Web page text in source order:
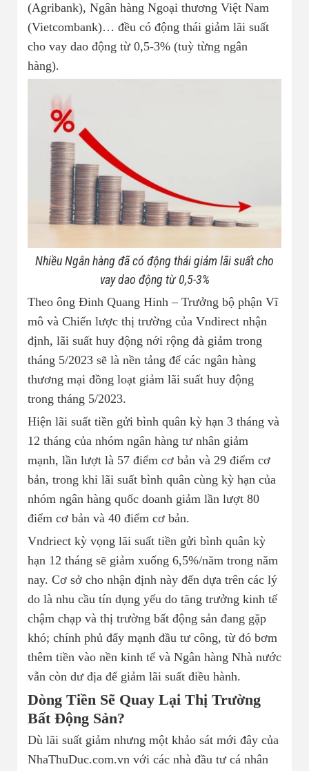
(Agribank), Ngân hàng Ngoại thương Việt Nam
(Vietcombank)… đều có động thái giảm lãi suất
cho vay dao động từ 0,5-3% (tuỳ từng ngân
hàng).
Nhiều Ngân hàng đã có động thái giảm lãi suất cho
vay dao động từ 0,5-3%
Theo ông Đinh Quang Hinh – Trưởng bộ phận Vĩ
mô và Chiến lược thị trường của Vndirect nhận
định, lãi suất huy động nới rộng đà giảm trong
tháng 5/2023 sẽ là nền tảng để các ngân hàng
thương mại đồng loạt giảm lãi suất huy động
trong tháng 5/2023.
Hiện lãi suất tiền gửi bình quân kỳ hạn 3 tháng và
12 tháng của nhóm ngân hàng tư nhân giảm
mạnh, lần lượt là 57 điểm cơ bản và 29 điểm cơ
bản, trong khi lãi suất bình quân cùng kỳ hạn của
nhóm ngân hàng quốc doanh giảm lần lượt 80
điểm cơ bản và 40 điểm cơ bản.
Vndriect kỳ vọng lãi suất tiền gửi bình quân kỳ
hạn 12 tháng sẽ giảm xuống 6,5%/năm trong năm
nay. Cơ sở cho nhận định này đến dựa trên các lý
do là nhu cầu tín dụng yếu do tăng trưởng kinh tế
chậm chạp và thị trường bất động sản đang gặp
khó; chính phủ đẩy mạnh đầu tư công, từ đó bơm
thêm tiền vào nền kinh tế và Ngân hàng Nhà nước
vẫn còn dư địa để giảm lãi suất điều hành.
Dòng Tiền Sẽ Quay Lại Thị Trường
Bất Động Sản?
Dù lãi suất giảm nhưng một khảo sát mới đây của
NhaThuDuc.com.vn với các nhà đầu tư cá nhân